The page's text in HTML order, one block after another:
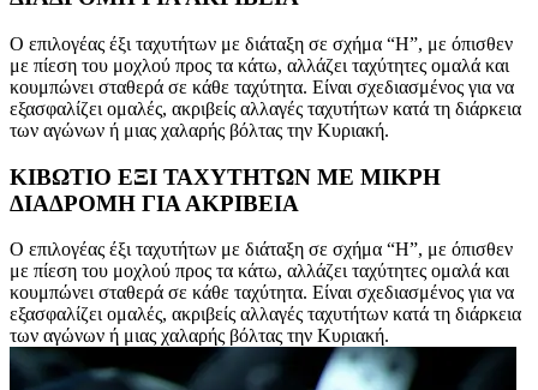
Ο επιλογέας έξι ταχυτήτων με διάταξη σε σχήμα “H”, με όπισθεν
με πίεση του μοχλού προς τα κάτω, αλλάζει ταχύτητες ομαλά και
κουμπώνει σταθερά σε κάθε ταχύτητα. Είναι σχεδιασμένος για να
εξασφαλίζει ομαλές, ακριβείς αλλαγές ταχυτήτων κατά τη διάρκεια
των αγώνων ή μιας χαλαρής βόλτας την Κυριακή.
ΚΙΒΩΤΙΟ ΕΞΙ ΤΑΧΥΤΗΤΩΝ ΜΕ ΜΙΚΡΗ
ΔΙΑΔΡΟΜΗ ΓΙΑ ΑΚΡΙΒΕΙΑ
Ο επιλογέας έξι ταχυτήτων με διάταξη σε σχήμα “H”, με όπισθεν
με πίεση του μοχλού προς τα κάτω, αλλάζει ταχύτητες ομαλά και
κουμπώνει σταθερά σε κάθε ταχύτητα. Είναι σχεδιασμένος για να
εξασφαλίζει ομαλές, ακριβείς αλλαγές ταχυτήτων κατά τη διάρκεια
των αγώνων ή μιας χαλαρής βόλτας την Κυριακή.